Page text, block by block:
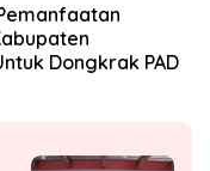
Dongkrak PAD